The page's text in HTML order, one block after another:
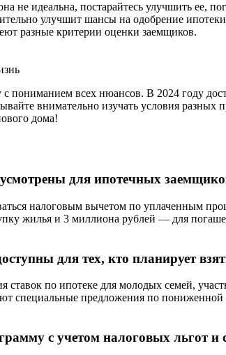
не идеальна, постарайтесь улучшить ее,
улучшит шансы на одобрение
разные критерии оценки заемщиков.
всех нюансов. В 2024 году
внимательно изучать условия разных
дома!
для ипотечных
налоговым вычетом по уплаченным
жилья и 3 миллиона рублей — для
для тех, кто планирует
по ипотеке для молодых семей,
специальные предложения по
с учетом налоговых льгот и